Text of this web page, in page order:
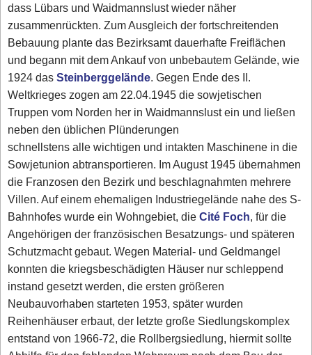
dass Lübars und Waidmannslust wieder näher
zusammenrückten. Zum Ausgleich der fortschreitenden
Bebauung plante das Bezirksamt dauerhafte Freiflächen
und begann mit dem Ankauf von unbebautem Gelände, wie
1924 dasSteinberggelände. Gegen Ende des II.
Weltkrieges zogen am 22.04.1945 die sowjetischen
Truppen vom Norden her in Waidmannslust ein und ließen
neben den üblichen Plünderungen
schnellstens alle wichtigen und intakten Maschinene in die
Sowjetunion abtransportieren. Im August 1945 übernahmen
die Franzosen den Bezirk und beschlagnahmten mehrere
Villen. Auf einem ehemaligen Industriegelände nahe des S-
Bahnhofes wurde ein Wohngebiet, dieCité Foch, für die
Angehörigen der französischen Besatzungs- und späteren
Schutzmacht gebaut. Wegen Material- und Geldmangel
konnten die kriegsbeschädigten Häuser nur schleppend
instand gesetzt werden, die ersten größeren
Neubauvorhaben starteten 1953, später wurden
Reihenhäuser erbaut, der letzte große Siedlungskomplex
entstand von 1966-72, die Rollbergsiedlung, hiermit sollte